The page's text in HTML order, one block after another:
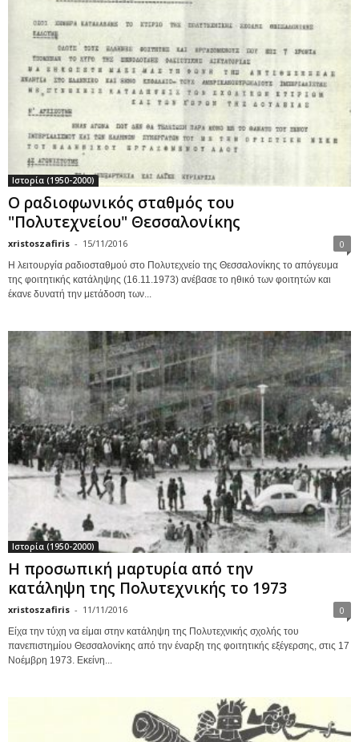
Ιστορία (1950-2000)
Ο ραδιοφωνικός σταθμός του
"Πολυτεχνείου" Θεσσαλονίκης
xristoszafiris - 15/11/2016 0
Η λειτουργία ραδιοσταθμού στο Πολυτεχνείο της Θεσσαλονίκης το απόγευμα
της φοιτητικής κατάληψης (16.11.1973) ανέβασε το ηθικό των φοιτητών και
έκανε δυνατή την μετάδοση των...
Ιστορία (1950-2000)
Η προσωπική μαρτυρία από την
κατάληψη της Πολυτεχνικής το 1973
xristoszafiris - 11/11/2016 0
Είχα την τύχη να είμαι στην κατάληψη της Πολυτεχνικής σχολής του
πανεπιστημίου Θεσσαλονίκης από την έναρξη της φοιτητικής εξέγερσης, στις 17
Νοέμβρη 1973. Εκείνη...